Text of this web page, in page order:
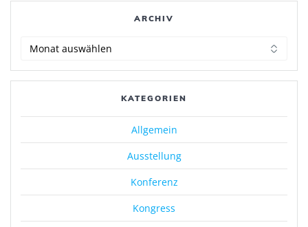
ARCHIV
KATEGORIEN
Allgemein
Ausstellung
Konferenz
Kongress